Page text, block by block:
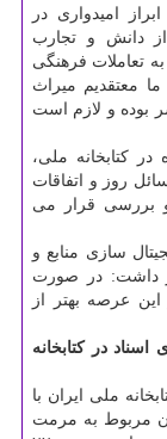
امیدواری در
دانش و تجارب
تعاملات فرهنگی
معتقدیم میراث
بوده و لازم است
كتابخانه ملی،
روز و اتفاقات
و بررسی قرار می
سازی منابع و
داشت: در صورت
عرصه بهتر از
اسناد در كتابخانه
ملی ایران با
مربوط به مرمت